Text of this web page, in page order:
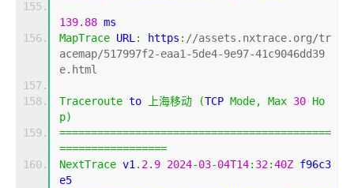
139.88 ms
MapTrace URL : https : //assets.nxtrace.org/tr
acemap/517997f2-eaa1-5de4-9e97-41c9046dd39
e.html
Traceroute to 上海移动 (TCP Mode, Max 30 Ho
p)
===========================================
=================
NextTrace v1 . 2.9 2024-03-04T14: 32:40Z f96c3
e5